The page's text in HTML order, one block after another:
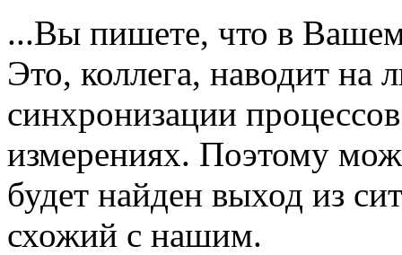
...Вы пишете, что в
Это, коллега, наводит
синхронизации
измерениях. Поэтому
будет найден выход из
схожий с нашим.